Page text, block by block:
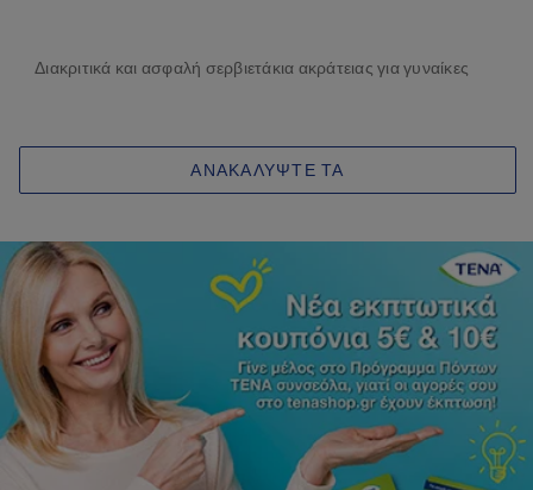
Διακριτικά και ασφαλή σερβιετάκια ακράτειας για γυναίκες
ΑΝΑΚΑΛΥΨΤΕ ΤΑ